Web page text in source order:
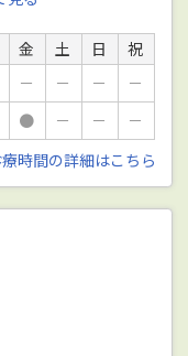
金 土 日
祝
－ － －
－
● － －
－
時間の詳細はこちら